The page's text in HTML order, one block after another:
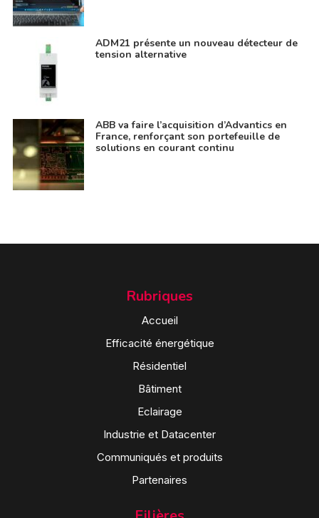
ADM21 présente un nouveau détecteur de
tension alternative
ABB va faire l’acquisition d’Advantics en
France, renforçant son portefeuille de
solutions en courant continu
Rubriques
Accueil
Efficacité énergétique
Résidentiel
Bâtiment
Eclairage
Industrie et Datacenter
Communiqués et produits
Partenaires